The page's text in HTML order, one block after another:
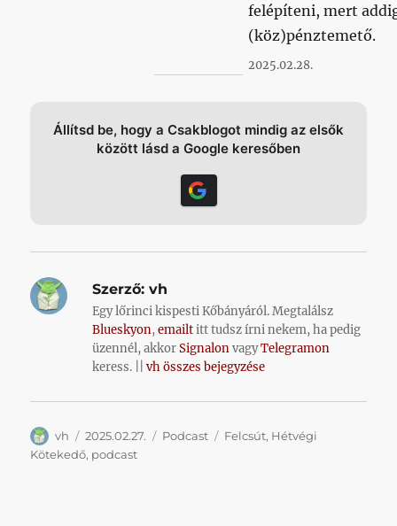
felépíteni, mert
(köz)pénztemető.
2025.02.28.
Állítsd be, hogy a Csakblogot mindig az elsők
között lásd a Google keresőben
Szerző: vh
Egy lőrinci kispesti Kőbányáról. Megtalálsz
Blueskyon,emailtitt tudsz írni nekem, ha pedig
üzennél, akkorSignalonvagyTelegramon
keress. ||vh összes bejegyzése
Szerző
vh Közzétéve
2025.02.27. Kategória
Podcast Címke
Felcsút, Hétvégi
Kötekedő, podcast